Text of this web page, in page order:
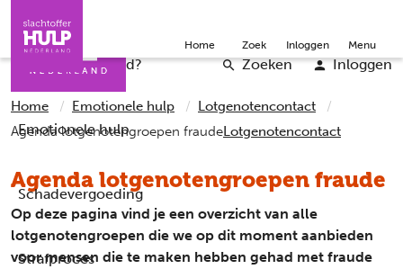
Iemand helpen Word vrijwilliger English
Wat is er gebeurd?
Emotionele hulp
Schadevergoeding
Strafproces
Zoeken Inloggen
Home Zoek Inloggen Menu
Home Emotionele hulp
Lotgenotencontact
Agenda lotgenotengroepen fraudeLotgenotencontact
Agenda lotgenotengroepen fraude
Op deze pagina vind je een overzicht van alle
lotgenotengroepen die we op dit moment aanbieden
voor mensen die te maken hebben gehad met fraude